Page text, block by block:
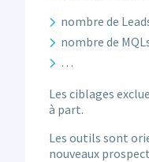
nombre de
nombre de
…
Les ciblages
à part.
Les outils sont
nouveaux